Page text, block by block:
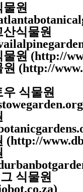
물원
산식물원
물원 (http://
원 (http://
우 식물원
(http://
식물원